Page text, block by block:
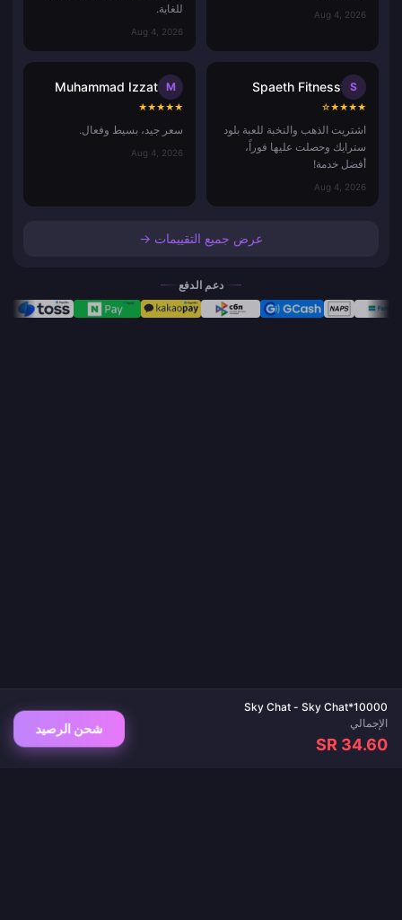
Sky Chat - Sky Chat*10000
الإجمالي
SR 34.60
شحن الرصيد
Aug 4, 2026
للغاية.
Aug 4, 2026
S
Spaeth Fitness
★
★
★
★
☆
اشتريت الذهب والنخبة للعبة بلود
سترايك وحصلت عليها فوراً،
أفضل خدمة!
Aug 4, 2026
M
Muhammad Izzat
★
★
★
★
★
سعر جيد، بسيط وفعال.
Aug 4, 2026
عرض جميع التقييمات →
دعم الدفع